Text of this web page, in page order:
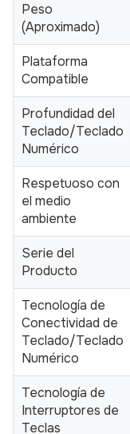
Peso
(Aproximado)
Plataforma
Compatible
Profundidad del
Teclado/Teclado
Numérico
Respetuoso con
el medio
ambiente
Serie del
Producto
Tecnología de
Conectividad de
Teclado/Teclado
Numérico
Tecnología de
Interruptores de
Teclas